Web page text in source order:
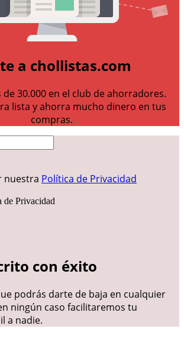
a chollistas.com
de 30.000 en el club de ahorradores.
lista y ahorra mucho dinero en tus
compras.
nuestra Política de Privacidad
de Privacidad
con éxito
podrás darte de baja en cualquier
ningún caso facilitaremos tu
a nadie.